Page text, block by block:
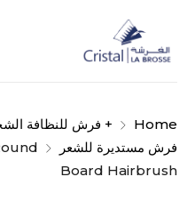
Home + فرش للنظافة
فرش مستديرة للشعر
Board Hairbrush